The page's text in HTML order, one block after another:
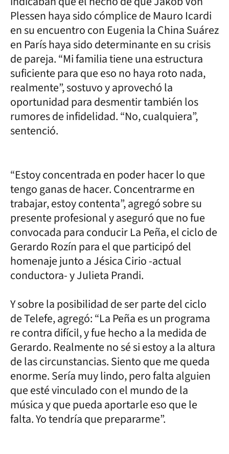
Plessen haya sido cómplice de Mauro Icardi
en su encuentro con Eugenia la China Suárez
en París haya sido determinante en su crisis
de pareja. “Mi familia tiene una estructura
suficiente para que eso no haya roto nada,
realmente”, sostuvo y aprovechó la
oportunidad para desmentir también los
rumores de infidelidad. “No, cualquiera”,
sentenció.
“Estoy concentrada en poder hacer lo que
tengo ganas de hacer. Concentrarme en
trabajar, estoy contenta”, agregó sobre su
presente profesional y aseguró que no fue
convocada para conducir La Peña, el ciclo de
Gerardo Rozín para el que participó del
homenaje junto a Jésica Cirio -actual
conductora- y Julieta Prandi.
Y sobre la posibilidad de ser parte del ciclo
de Telefe, agregó: “La Peña es un programa
re contra difícil, y fue hecho a la medida de
Gerardo. Realmente no sé si estoy a la altura
de las circunstancias. Siento que me queda
enorme. Sería muy lindo, pero falta alguien
que esté vinculado con el mundo de la
música y que pueda aportarle eso que le
falta. Yo tendría que prepararme”.